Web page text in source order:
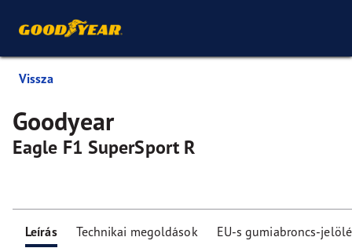
Vissza
Goodyear
Eagle F1 SuperSport R
Leírás Technikai megoldások EU-s gumiabroncs-